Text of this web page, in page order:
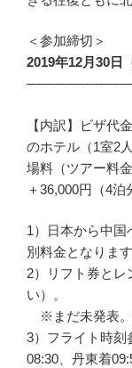
＜参加締切＞
2019年12月30日
【内訳】ビザ代
のホテル（1室2
場料（ツアー料
＋36,000円（4泊
1）日本から中国
別料金となります
2）リフト券とレ
い）。
※まだ未発表
3）フライト時刻
08:30、丹東着